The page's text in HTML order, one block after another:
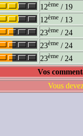
12ème / 19
12ème / 13
23ème / 24
23ème / 24
23ème / 24
Vos
Vous